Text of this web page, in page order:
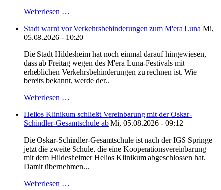
Weiterlesen …
Stadt warnt vor Verkehrsbehinderungen zum M'era Luna Mi,
05.08.2026 - 10:20
Die Stadt Hildesheim hat noch einmal darauf hingewiesen,
dass ab Freitag wegen des M'era Luna-Festivals mit
erheblichen Verkehrsbehinderungen zu rechnen ist. Wie
bereits bekannt, werde der...
Weiterlesen …
Helios Klinikum schließt Vereinbarung mit der Oskar-
Schindler-Gesamtschule ab Mi, 05.08.2026 - 09:12
Die Oskar-Schindler-Gesamtschule ist nach der IGS Springe
jetzt die zweite Schule, die eine Kooperationsvereinbarung
mit dem Hildesheimer Helios Klinikum abgeschlossen hat.
Damit übernehmen...
Weiterlesen …